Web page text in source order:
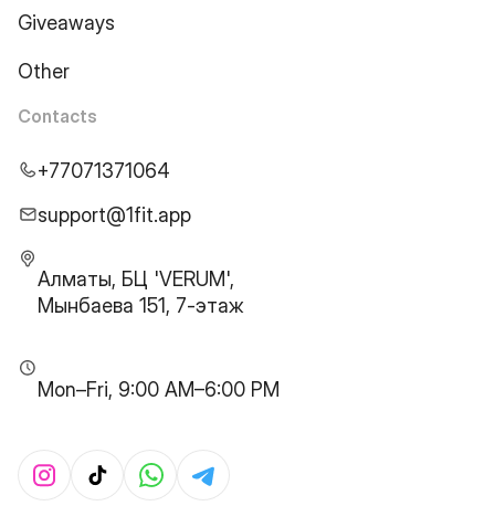
Giveaways
Other
Contacts
+77071371064
support@1fit.app
Алматы, БЦ 'VERUM',
Мынбаева 151, 7-этаж
Mon–Fri, 9:00 AM–6:00 PM